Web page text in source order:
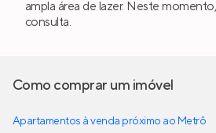
ampla área de lazer. Neste
consulta.
Como comprar um imóvel
Apartamentos à venda próximo ao Metrô